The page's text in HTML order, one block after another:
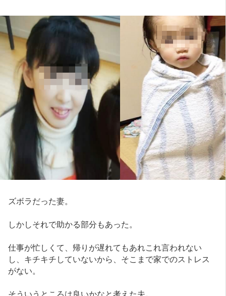
ズボラだった妻。
しかしそれで助かる部分もあった。
仕事が忙しくて、帰りが遅れてもあれこれ言われない
し、キチキチしていないから、そこまで家でのストレス
がない。
そういうところは良いかなと考えた夫。